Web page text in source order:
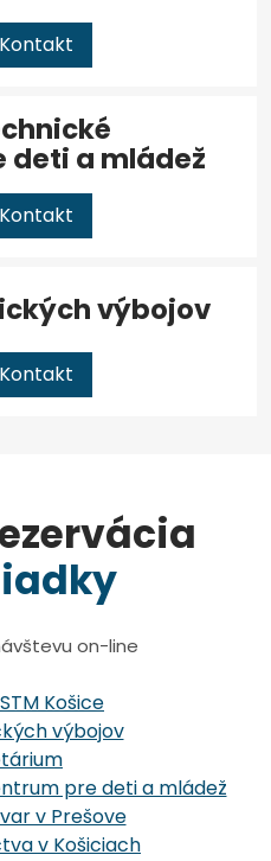
Kontakt
deti a mládež
Kontakt
výbojov
Kontakt
on-line
Košice
výbojov
pre deti a mládež
v Prešove
v Košiciach